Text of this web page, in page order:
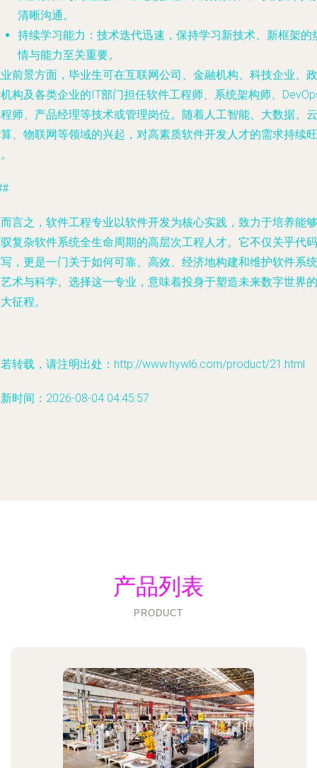
清晰沟通。
持续学习能力 ：技术迭代迅速，保持学习新技术、新框架的
情与能力至关重要。
前景方面，毕业生可在互联网公司、金融机构、科技企业、政
构及各类企业的IT部门担任软件工程师、系统架构师、
师、产品经理等技术或管理岗位。随着人工智能、大数据、云
、物联网等领域的兴起，对高素质软件开发人才的需求持续旺
言之，软件工程专业以软件开发为核心实践，致力于培养能够
复杂软件系统全生命周期的高层次工程人才。它不仅关乎代码
，更是一门关于如何可靠、高效、经济地构建和维护软件系统
术与科学。选择这一专业，意味着投身于塑造未来数字世界的
征程。
转载，请注明出处：http://www.hywl6.com/product/21.html
时间：2026-08-04 04:45:57
产品列表
PRODUCT